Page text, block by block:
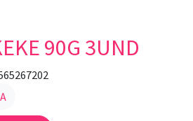
90G 3UND